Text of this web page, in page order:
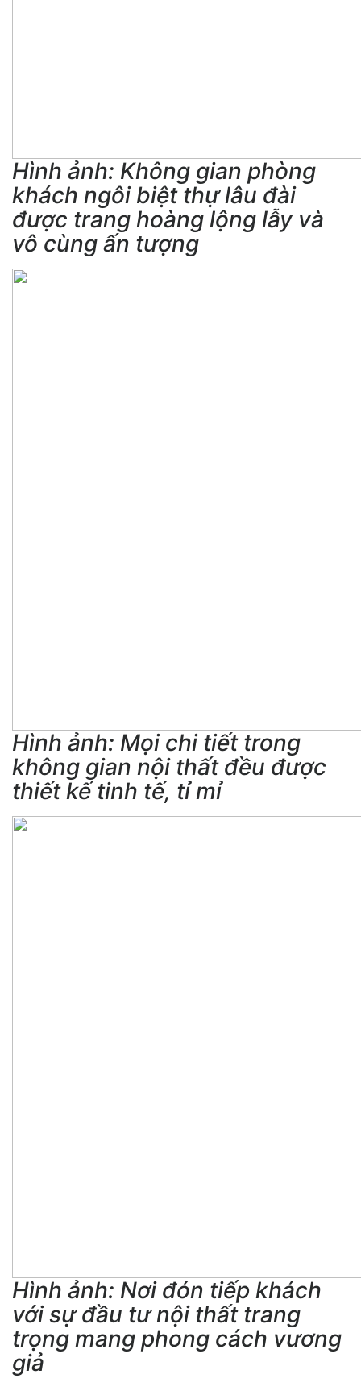
Hình ảnh: Không gian phòng
khách ngôi biệt thự lâu đài
được trang hoàng lộng lẫy và
vô cùng ấn tượng
Hình ảnh: Mọi chi tiết trong
không gian nội thất đều được
thiết kế tinh tế, tỉ mỉ
Hình ảnh: Nơi đón tiếp khách
với sự đầu tư nội thất trang
trọng mang phong cách vương
giả